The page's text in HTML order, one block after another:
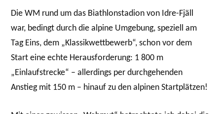
Die WM rund um das Biathlonstadion von Idre-Fjäll
war, bedingt durch die alpine Umgebung, speziell am
Tag Eins, dem „Klassikwettbewerb“, schon vor dem
Start eine echte Herausforderung: 1 800 m
„Einlaufstrecke“ – allerdings per durchgehenden
Anstieg mit 150 m – hinauf zu den alpinen Startplätzen!